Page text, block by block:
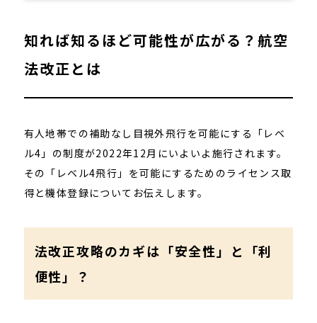
知れば知るほど可能性が広がる？航空
法改正とは
有人地帯での補助なし目視外飛行を可能にする「レベ
ル4」の制度が2022年12月にいよいよ施行されます。
その「レベル4飛行」を可能にするためのライセンス取
得と機体登録についてお伝えします。
法改正攻略のカギは「安全性」と「利
便性」？